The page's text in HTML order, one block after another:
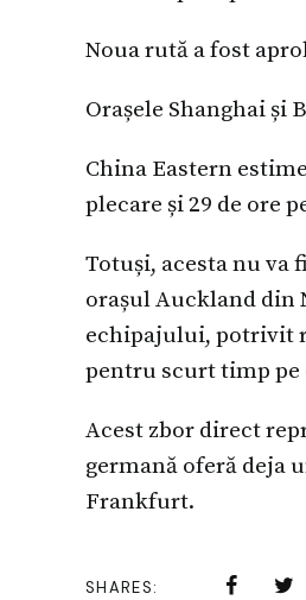
Noua rută a fost
Orașele Shanghai și
China Eastern
plecare și 29 de ore
Totuși, acesta nu va
orașul Auckland din
echipajului, potrivit
pentru scurt timp pe
Acest zbor direct
germană oferă deja
Frankfurt.
SHARES